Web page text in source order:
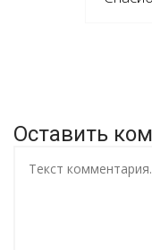
Оставить